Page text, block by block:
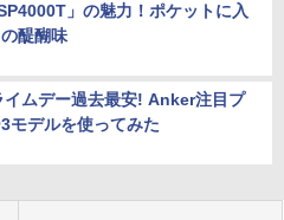
」の魅力！ポケットに入
醍醐味
ムデー過去最安! Anker注目プ
モデルを使ってみた